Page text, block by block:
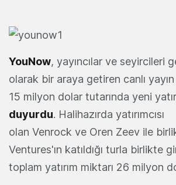
YouNow, yayıncılar ve seyircileri
olarak bir araya getiren canlı
15 milyon dolar tutarında yeni
duyurdu. Halihazırda yatırımcısı
olan Venrock ve Oren Zeev ile
Ventures'ın katıldığı turla birlikte
toplam yatırım miktarı 26 milyon